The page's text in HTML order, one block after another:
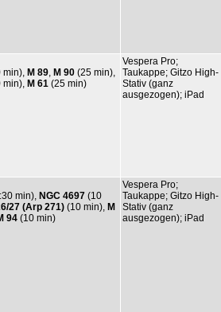
min), M 89 M 90 (25 min),
min), M 61 (25 min)
Vespera Pro;
Taukappe; Gitzo High-
Stativ (ganz
ausgezogen); iPad
min), NGC 4697 (10
27 (Arp 271) (10 min), M
94 (10 min)
Vespera Pro;
Taukappe; Gitzo High-
Stativ (ganz
ausgezogen); iPad